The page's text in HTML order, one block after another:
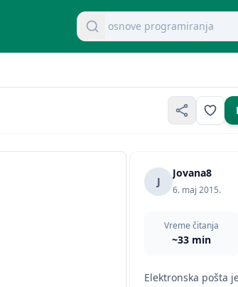
Pretraži dokumente
mikroekonomija pitanja
J
Jovana8
6. maj 2015.
Vreme čitanja
~33 min
Elektronska pošta